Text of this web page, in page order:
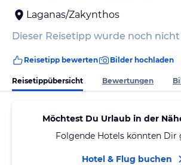
Laganas/Zakynthos
Dieser Reisetipp wurde noch
Reisetipp bewerten Bilder hochladen
Reisetippübersicht Bewertungen
Möchtest Du Urlaub in der
Folgende Hotels könnten Dir
Hotel & Flug buchen